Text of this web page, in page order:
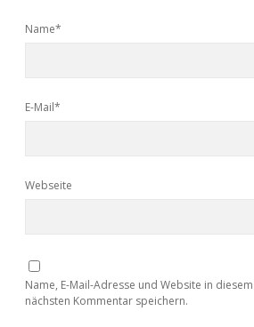
Name*
E-Mail*
Webseite
Name, E-Mail-Adresse und Website in
nächsten Kommentar speichern.